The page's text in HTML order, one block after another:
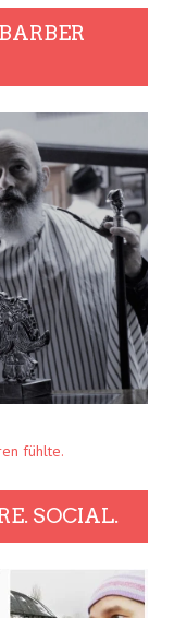
fühlte.
SOCIAL.